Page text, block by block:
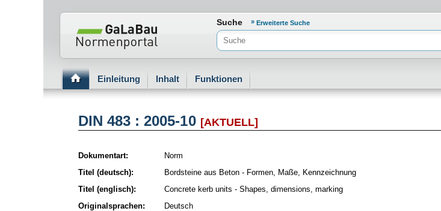
Normenportal Barrierefreiheit
Suche Erweiterte Suche
Einleitung Inhalt Funktionen
DIN 483 : 2005-10 [AKTUELL]
Dokumentart:
Norm
Titel (deutsch):
Bordsteine aus Beton - Formen, Maße, Kennzeichnung
Titel (englisch):
Concrete kerb units - Shapes, dimensions, marking
Originalsprachen:
Deutsch